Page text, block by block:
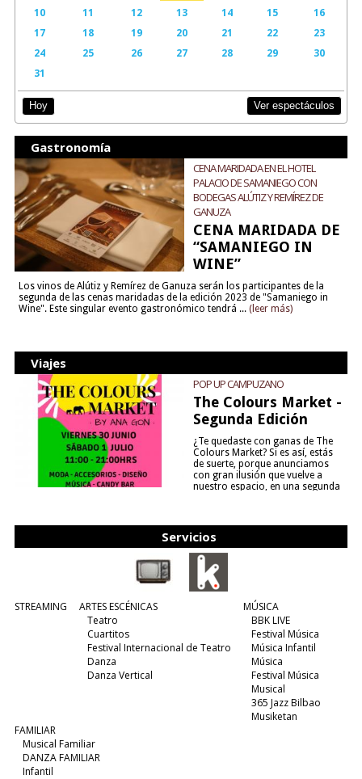
10
11 12 13 14 15
16
17
18 19 20 21 22
23
24
25 26 27 28 29
30
31
Hoy Ver espectáculos
Gastronomía
CENA MARIDADA EN EL HOTEL
PALACIO DE SAMANIEGO CON
BODEGAS ALÚTIZ Y REMÍREZ DE
GANUZA
CENA MARIDADA DE
“SAMANIEGO IN
WINE”
Los vinos de Alútiz y Remírez de Ganuza serán los participantes de la
segunda de las cenas maridadas de la edición 2023 de "Samaniego in
Wine". Este singular evento gastronómico tendrá ... (leer más)
Viajes
POP UP CAMPUZANO
The Colours Market -
Segunda Edición
¿Te quedaste con ganas de The
Colours Market? Si es así, estás
de suerte, porque anunciamos
con gran ilusión que vuelve a
nuestro espacio, en una segunda
Servicios
STREAMING
ARTES ESCÉNICAS
Teatro
Cuartitos
Festival Internacional de Teatro
Danza
Danza Vertical
MÚSICA
BBK LIVE
Festival Música
Música Infantil
Música
Festival Música
Musical
365 Jazz Bilbao
Musiketan
FAMILIAR
Musical Familiar
DANZA FAMILIAR
Infantil